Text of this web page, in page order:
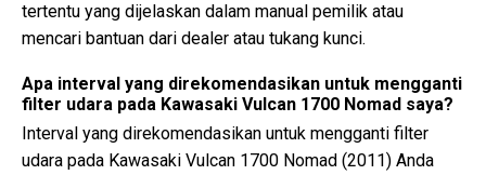
tertentu yang dijelaskan dalam manual pemilik atau
mencari bantuan dari dealer atau tukang kunci.
Apa interval yang direkomendasikan untuk mengganti
filter udara pada Kawasaki Vulcan 1700 Nomad saya?
Interval yang direkomendasikan untuk mengganti filter
udara pada Kawasaki Vulcan 1700 Nomad (2011) Anda